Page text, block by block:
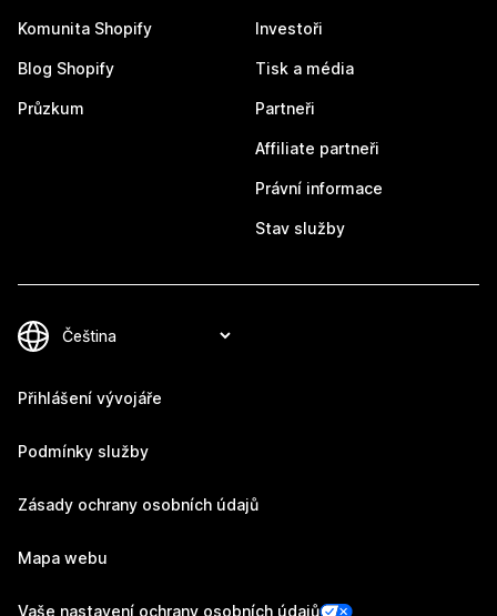
Komunita Shopify
Blog Shopify
Průzkum
Investoři
Tisk a média
Partneři
Affiliate partneři
Právní informace
Stav služby
Přihlášení vývojáře
Podmínky služby
Zásady ochrany osobních údajů
Mapa webu
Vaše nastavení ochrany osobních údajů